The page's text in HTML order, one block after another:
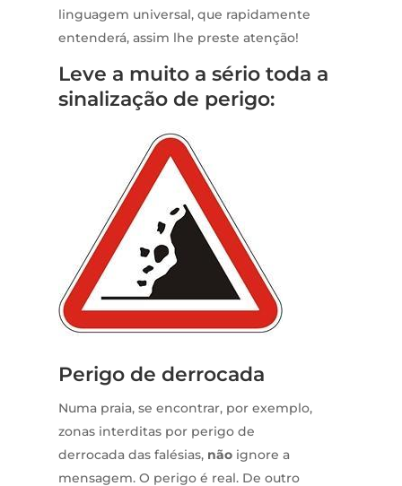
linguagem universal, que rapidamente
entenderá, assim lhe preste atenção!
Leve a muito a sério toda a
sinalização de perigo:
Perigo de derrocada
Numa praia, se encontrar, por exemplo,
zonas interditas por perigo de
derrocada das falésias, não ignore a
mensagem. O perigo é real. De outro